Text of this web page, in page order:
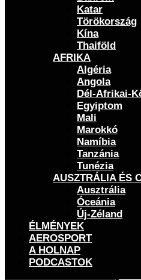
Katar
Törökország
Kína
Thaiföld
AFRIKA
Algéria
Angola
Dél-Afrikai-
Egyiptom
Mali
Marokkó
Namíbia
Tanzánia
Tunézia
AUSZTRÁLIA ÉS
Ausztrália
Óceánia
Új-Zéland
ÉLMÉNYEK
AEROSPORT
A HOLNAP
PODCASTOK